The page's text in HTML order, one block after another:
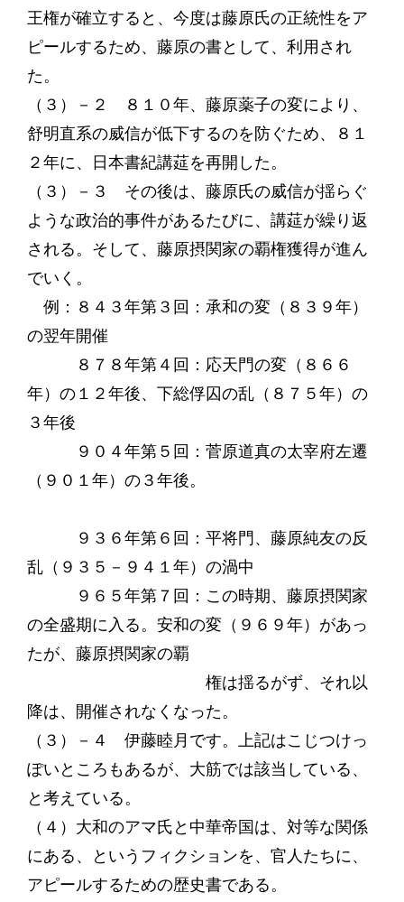
王権が確立すると、今度は藤原氏の正統性をア
ピールするため、藤原の書として、利用され
た。
（３）－２ ８１０年、藤原薬子の変により、
舒明直系の威信が低下するのを防ぐため、８１
２年に、日本書紀講莚を再開した。
（３）－３ その後は、藤原氏の威信が揺らぐ
ような政治的事件があるたびに、講莚が繰り返
される。そして、藤原摂関家の覇権獲得が進ん
でいく。
例：８４３年第３回：承和の変（８３９年）
の翌年開催
８７８年第４回：応天門の変（８６６
年）の１２年後、下総俘囚の乱（８７５年）の
３年後
９０４年第５回：菅原道真の太宰府左遷
（９０１年）の３年後。
９３６年第６回：平将門、藤原純友の反
乱（９３５－９４１年）の渦中
９６５年第７回：この時期、藤原摂関家
の全盛期に入る。安和の変（９６９年）があっ
たが、藤原摂関家の覇
権は揺るがず、それ以
降は、開催されなくなった。
（３）－４ 伊藤睦月です。上記はこじつけっ
ぽいところもあるが、大筋では該当している、
と考えている。
（４）大和のアマ氏と中華帝国は、対等な関係
にある、というフィクションを、官人たちに、
アピールするための歴史書である。